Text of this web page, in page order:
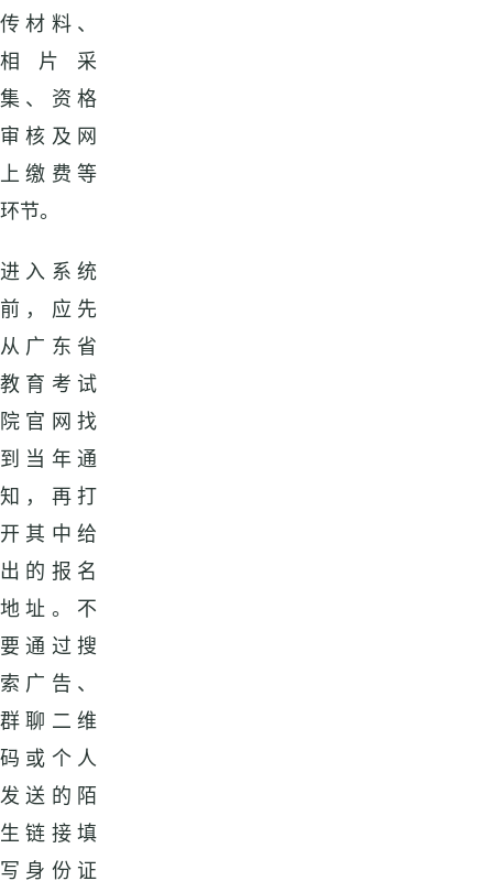
传材料、
相片采
集、资格
审核及网
上缴费等
环节。
进入系统
前，应先
从广东省
教育考试
院官网找
到当年通
知，再打
开其中给
出的报名
地址。不
要通过搜
索广告、
群聊二维
码或个人
发送的陌
生链接填
写身份证